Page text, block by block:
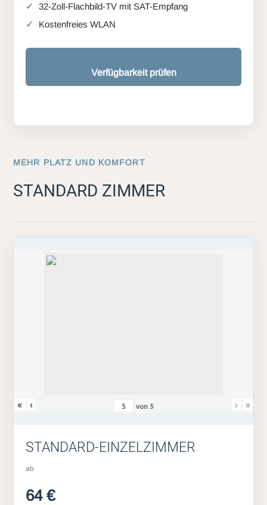
32-Zoll-Flachbild-TV mit SAT-Empfang
Kostenfreies WLAN
Verfügbarkeit prüfen
MEHR PLATZ UND KOMFORT
STANDARD ZIMMER
« ‹ von 5 › »
STANDARD-EINZELZIMMER
ab
64 €